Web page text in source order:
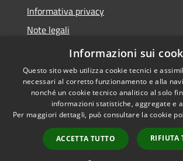
Informativa privacy
Note legali
Dichiarazione di accessibilità
Accessibilità
Informazioni sui
Questo sito web utilizza cookie tecnici e
necessari al corretto funzionamento e alla
nonché un cookie tecnico analitico al solo
informazioni statistiche, aggregate e
Per maggiori dettagli, può consultare la cookie
ACCETTA TUTTO RIFIUTA